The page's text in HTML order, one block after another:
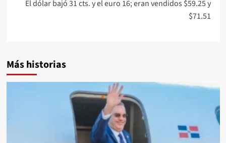
El dólar bajó 31 cts. y el euro 16; eran vendidos $59.25 y
$71.51
Más historias